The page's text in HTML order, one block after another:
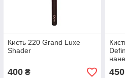
Кисть 220 Grand Luxe
Shader
400₴ 450